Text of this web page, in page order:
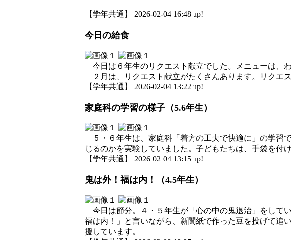
【学年共通】 2026-02-04 16:48 up!
今日の給食
今日は６年生のリクエスト献立でした。メニューは、
２月は、リクエスト献立がたくさんあります。リクエス
【学年共通】 2026-02-04 13:22 up!
家庭科の学習の様子（5.6年生）
５・６年生は、家庭科「着方の工夫で快適に」の学習
じるのかを実験していました。子どもたちは、手袋を付
【学年共通】 2026-02-04 13:15 up!
鬼は外！福は内！（4.5年生）
今日は節分。４・５年生が「心の中の鬼退治」をして
福は内！」と言いながら、新聞紙で作った豆を投げて追
援しています。